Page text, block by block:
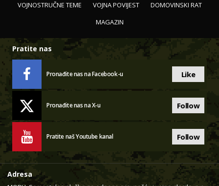
VOJNOSTRUČNE TEME
VOJNA POVIJEST
DOMOVINSKI RAT
MAGAZIN
Pratite nas
Pronađite nas na Facebook-u Like
Pronađite nas na X-u Follow
Pratite naš Youtube kanal Follow
Adresa